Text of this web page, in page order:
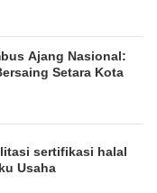
Ajang Nasional:
Setara Kota
sertifikasi halal
Usaha